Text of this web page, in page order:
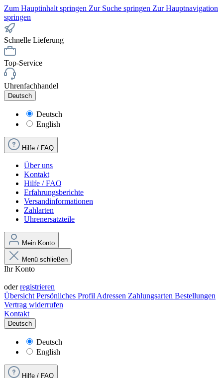
Zum Hauptinhalt springen Zur Suche springen Zur Hauptnavigation
springen
Schnelle Lieferung
Top-Service
Uhrenfachhandel
Deutsch
Deutsch
English
Hilfe / FAQ
Über uns
Kontakt
Hilfe / FAQ
Erfahrungsberichte
Versandinformationen
Zahlarten
Uhrenersatzteile
Mein Konto
Menü schließen
Ihr Konto
oderregistrieren
Übersicht Persönliches Profil Adressen Zahlungsarten Bestellungen
Vertrag widerrufen
Kontakt
Deutsch
Deutsch
English
Hilfe / FAQ